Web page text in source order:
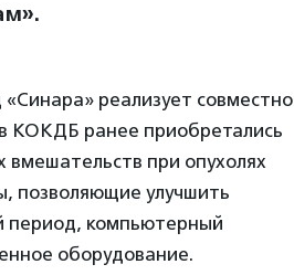
реализует совместно
КОКДБ ранее приобретались
вмешательств при опухолях
позволяющие улучшить
период, компьютерный
оборудование.